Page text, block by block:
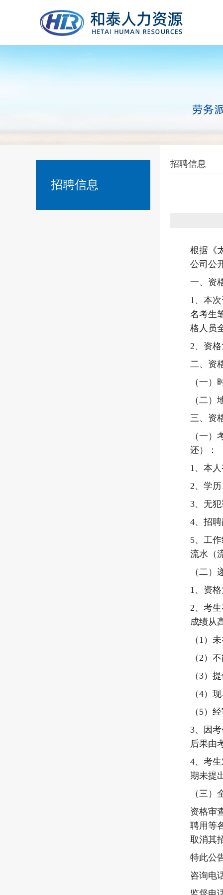
招聘信息
招聘信息
根据《
公司公
一、资
1、本
名考生
格人员
2、资
二、资
（一）
（二）
三、资
（一）
还）：
1、 本
2、 学
3、 无
4、 招
5、 工
流水（
（二）
1、 资
2、 考
成绩从
（ 1 ）
（2 ）
（3）
（4）
（ 5）
3、
因
后果由
4、 考
期未提
（三）
资格审
聘用等
取消其
特此公
咨询电